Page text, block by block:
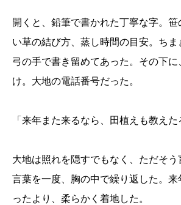
開くと、鉛筆で書かれた丁寧な字。笹
い草の結び方、蒸し時間の目安。ち
弓の手で書き留めてあった。その下
け。大地の電話番号だった。
「来年また来るなら、田植えも教えた
大地は照れを隠すでもなく、ただそ
言葉を一度、胸の中で繰り返した。来
ったより、柔らかく着地した。